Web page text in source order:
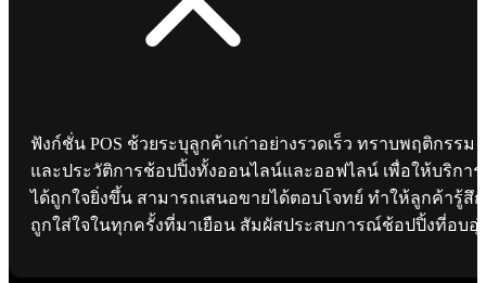
ฟังก์ชั่น POS ช้วยระบุลูกค้าเก่าอย่างรวดเร็ว ทราบพฤติกรรม
และประวัติการช้อปปิ้งทั้งออนไลน์และออฟไลน์ เพื่อให้บริการ
ได้ถูกใจยิ่งขึ้น สามารถเสนอขายได้ตอบโจทย์ ทำให้ลูกค้ารู้สึก
ถูกใส่ใจในทุกครั้งที่มาเยือน สัมผัสประสบการณ์ช้อปปิ้งที่อบอุ่